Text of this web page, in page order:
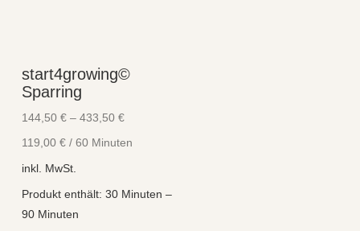
start4growing©
Sparring
144,50 €– 433,50 €
119,00 €/ 60 Minuten
inkl. MwSt.
Produkt enthält: 30 Minuten –
90 Minuten